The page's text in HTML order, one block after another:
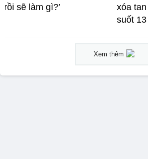
rồi sẽ làm gì?’
xóa
suốt
Xem thêm